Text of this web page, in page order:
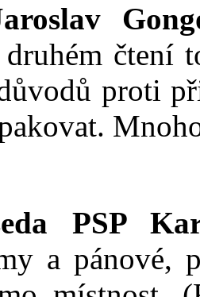
čtení
proti
PSP
a pánové,